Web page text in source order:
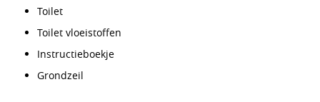
Toilet
Toilet vloeistoffen
Instructieboekje
Grondzeil